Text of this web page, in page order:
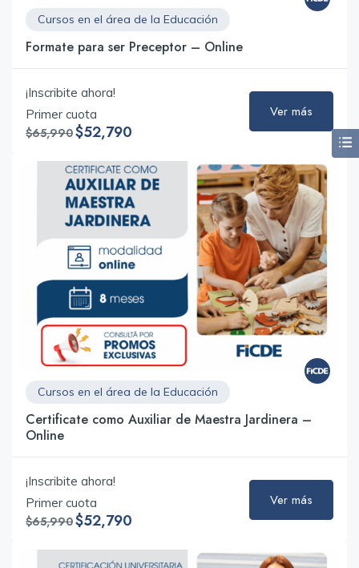
Cursos en el área de la Educación
Formate para ser Preceptor – Online
¡Inscribite ahora!
Primer cuota
$65,990$52,790
Ver más
Cursos en el área de la Educación
Certificate como Auxiliar de Maestra Jardinera –
Online
¡Inscribite ahora!
Primer cuota
$65,990$52,790
Ver más